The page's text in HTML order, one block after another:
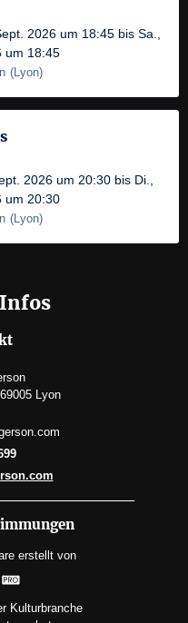
2026 um 18:45 bis Sa.,
um 18:45
(Lyon)
2026 um 20:30 bis Di.,
um 20:30
(Lyon)
Lyon
erstellt von
Kulturbranche